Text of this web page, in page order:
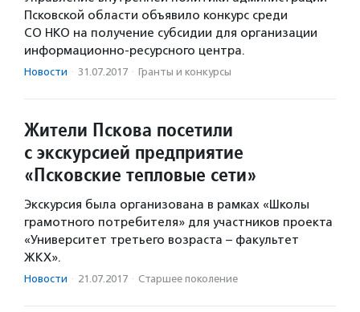
Псковской области объявило конкурс среди
СО НКО на получение субсидии для организации
информационно-ресурсного центра.
Новости · 31.07.2017 · Гранты и конкурсы
Жители Пскова посетили
с экскурсией предприятие
«Псковские тепловые сети»
Экскурсия была организована в рамках «Школы
грамотного потребителя» для участников проекта
«Университет третьего возраста – факультет
ЖКХ».
Новости · 21.07.2017 · Старшее поколение